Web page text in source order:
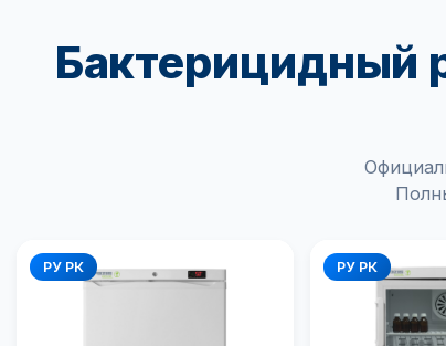
Бактерицидный
РУ РК РУ РК